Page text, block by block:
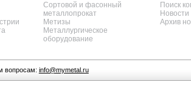
Сортовой и фасонный
металлопрокат
Метизы
Металлургическое
оборудование
Поиск
Архив
вопросам: info@mymetal.ru